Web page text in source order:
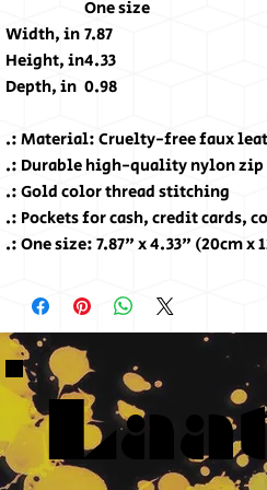
One size
Width, in7.87
Height, in4.33
Depth, in 0.98
.: Material: Cruelty-free faux
.: Durable high-quality nylon zip
.: Gold color thread stitching
.: Pockets for cash, credit cards,
.: One size: 7.87" x 4.33" (20cm x